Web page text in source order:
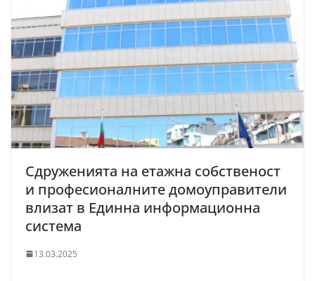
Сдруженията на етажна собственост
и професионалните домоуправители
влизат в Единна информационна
система
13.03.2025